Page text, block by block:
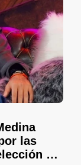
las
y